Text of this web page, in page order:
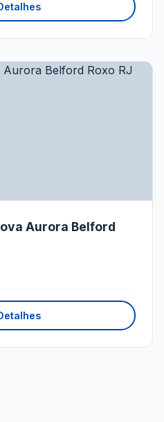
Aurora Belford